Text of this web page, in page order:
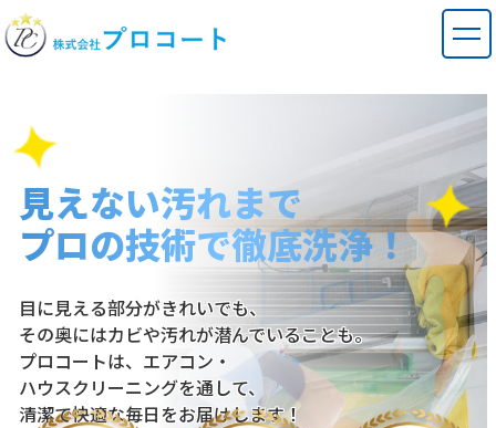
会社概要
見えない汚れまで
プロの技術で徹底洗浄！
目に見える部分がきれいでも、
その奥にはカビや汚れが潜んでいることも。
プロコートは、エアコン・
ハウスクリーニングを通して、
清潔で快適な毎日をお届けします！